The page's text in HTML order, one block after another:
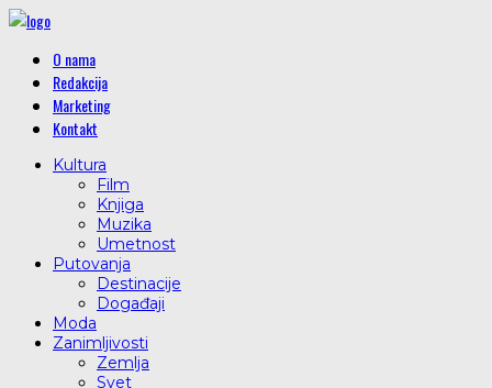
O nama
Redakcija
Marketing
Kontakt
Kultura
Film
Knjiga
Muzika
Umetnost
Putovanja
Destinacije
Događaji
Moda
Zanimljivosti
Zemlja
Svet